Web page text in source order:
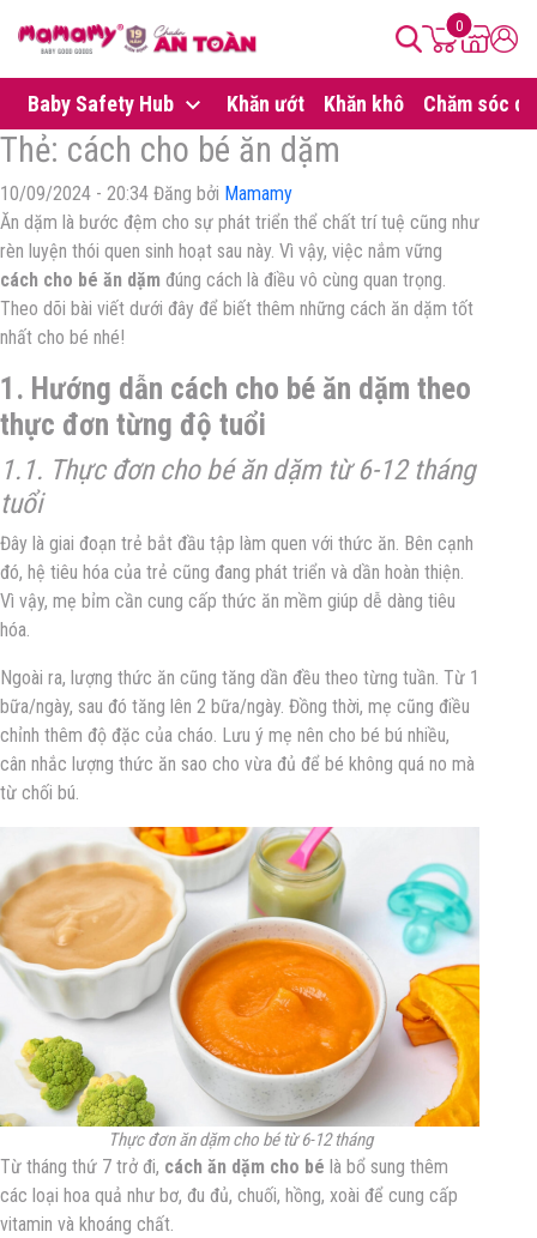
0
Baby Safety Hub Khăn ướt Khăn khô Chăm sóc da
Thẻ: cách cho bé ăn dặm
10/09/2024 - 20:34 Đăng bởi Mamamy
Ăn dặm là bước đệm cho sự phát triển thể chất trí tuệ cũng như
rèn luyện thói quen sinh hoạt sau này. Vì vậy, việc nắm vững
cách cho bé ăn dặm đúng cách là điều vô cùng quan trọng.
Theo dõi bài viết dưới đây để biết thêm những cách ăn dặm tốt
nhất cho bé nhé!
1. Hướng dẫn cách cho bé ăn dặm theo
thực đơn từng độ tuổi
1.1. Thực đơn cho bé ăn dặm từ 6-12 tháng
tuổi
Đây là giai đoạn trẻ bắt đầu tập làm quen với thức ăn. Bên cạnh
đó, hệ tiêu hóa của trẻ cũng đang phát triển và dần hoàn thiện.
Vì vậy, mẹ bỉm cần cung cấp thức ăn mềm giúp dễ dàng tiêu
hóa.
Ngoài ra, lượng thức ăn cũng tăng dần đều theo từng tuần. Từ 1
bữa/ngày, sau đó tăng lên 2 bữa/ngày. Đồng thời, mẹ cũng điều
chỉnh thêm độ đặc của cháo. Lưu ý mẹ nên cho bé bú nhiều,
cân nhắc lượng thức ăn sao cho vừa đủ để bé không quá no mà
từ chối bú.
Thực đơn ăn dặm cho bé từ 6-12 tháng
Từ tháng thứ 7 trở đi, cách ăn dặm cho bé là bổ sung thêm
các loại hoa quả như bơ, đu đủ, chuối, hồng, xoài để cung cấp
vitamin và khoáng chất.